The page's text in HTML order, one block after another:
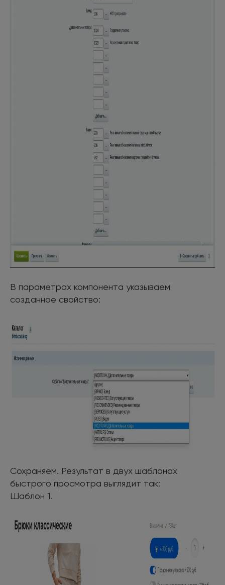
В параметрах компонента указываем
созданное свойство:
Сохраняем. Результат в двух шаблонах
быстрого просмотра выглядит так:
Шаблон 1.